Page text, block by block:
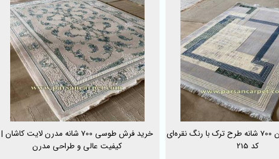
خرید فرش مدرن 700 شانه طرح ترک با رنگ نقره‌ای
کد 215
خرید فرش طوسی 700 شانه مدرن لایت کاشان |
کیفیت عالی و طراحی مدرن